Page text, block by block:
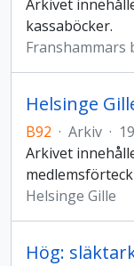
Arkivet
kassaböcker.
Franshammars
Helsinge
B92 · Arkiv ·
Arkivet
Helsinge Gille
Hög: